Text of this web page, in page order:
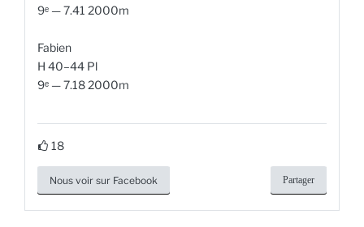
9ᵉ — 7.41 2000m
Fabien
H 40–44 Pl
9ᵉ — 7.18 2000m
18
Nous voir sur Facebook Partager